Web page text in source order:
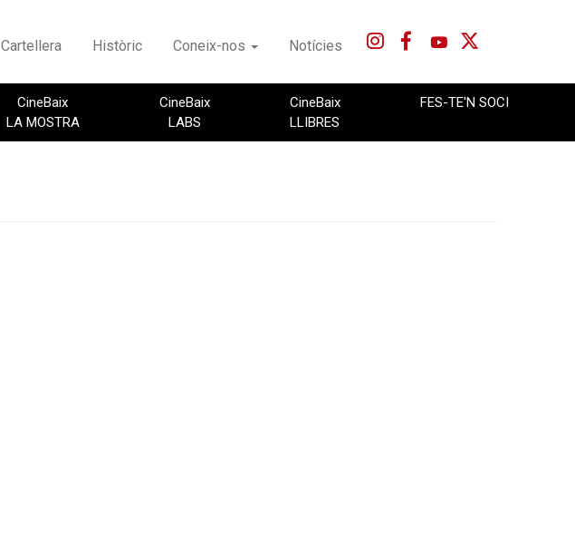
Cartellera Històric Coneix-nos Notícies
CineBaix
LA MOSTRA
CineBaix
LABS
CineBaix
LLIBRES
FES-TE'N SOCI